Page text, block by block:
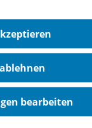
bearbeiten